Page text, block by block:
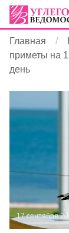
Главная
приметы на
день
17 сентября